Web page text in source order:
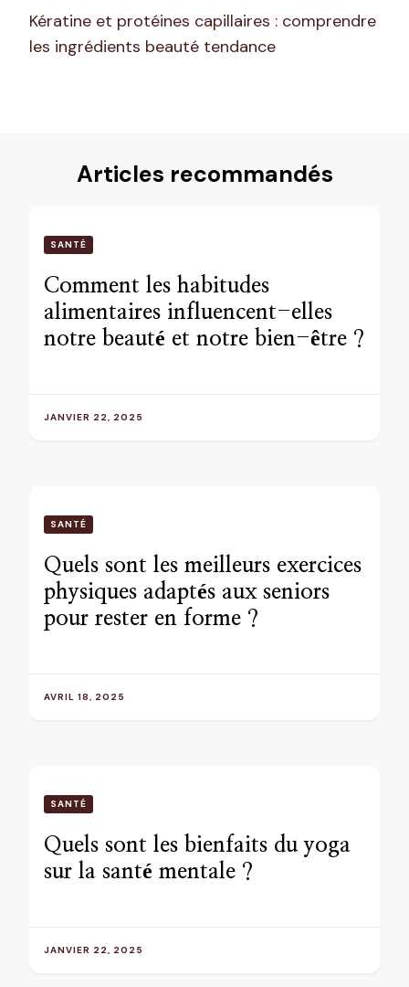
Kératine et protéines capillaires : comprendre
les ingrédients beauté tendance
Articles recommandés
SANTÉ
Comment les habitudes
alimentaires influencent-elles
notre beauté et notre bien-être ?
JANVIER 22, 2025
SANTÉ
Quels sont les meilleurs exercices
physiques adaptés aux seniors
pour rester en forme ?
AVRIL 18, 2025
SANTÉ
Quels sont les bienfaits du yoga
sur la santé mentale ?
JANVIER 22, 2025